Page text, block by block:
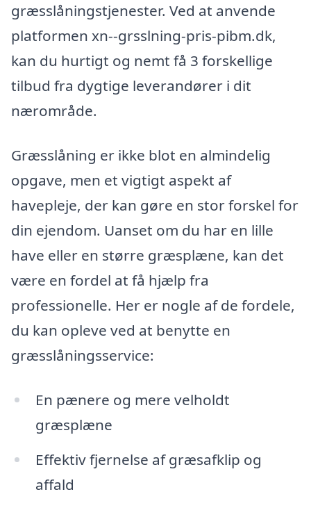
græsslåningstjenester. Ved at anvende
platformen xn--grsslning-pris-pibm.dk,
kan du hurtigt og nemt få 3 forskellige
tilbud fra dygtige leverandører i dit
nærområde.
Græsslåning er ikke blot en almindelig
opgave, men et vigtigt aspekt af
havepleje, der kan gøre en stor forskel for
din ejendom. Uanset om du har en lille
have eller en større græsplæne, kan det
være en fordel at få hjælp fra
professionelle. Her er nogle af de fordele,
du kan opleve ved at benytte en
græsslåningsservice:
En pænere og mere velholdt
græsplæne
Effektiv fjernelse af græsafklip og
affald